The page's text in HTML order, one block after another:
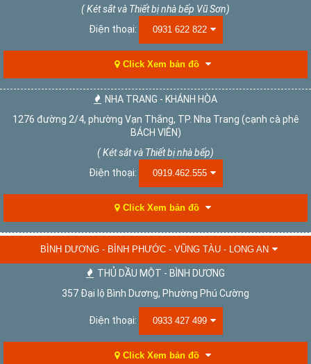
( Két sắt và Thiết bị nhà bếp Vũ Sơn)
Điện thoại:
0931 622 822
Click Xem bản đồ
NHA TRANG - KHÁNH HÒA
1276 đường 2/4, phường Vạn Thắng, TP. Nha Trang (cạnh cà phê
BÁCH VIÊN)
( Két sắt và Thiết bị nhà bếp)
Điện thoại:
0919.462.555
Click Xem bản đồ
BÌNH DƯƠNG - BÌNH PHƯỚC - VŨNG TÀU - LONG AN
THỦ DẦU MỘT - BÌNH DƯƠNG
357 Đại lộ Bình Dương, Phường Phú Cường
Điện thoại: 0933 427 499
Click Xem bản đồ